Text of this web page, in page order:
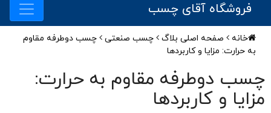
فروشگاه آقای چسب
خانه صفحه اصلی بلاگ چسب صنعتی
چسب دوطرفه مقاوم
به حرارت: مزایا و کاربردها
چسب دوطرفه مقاوم به حرارت:
مزایا و کاربردها